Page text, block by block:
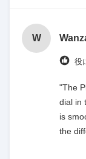
W
役
"The
dial in
is
the